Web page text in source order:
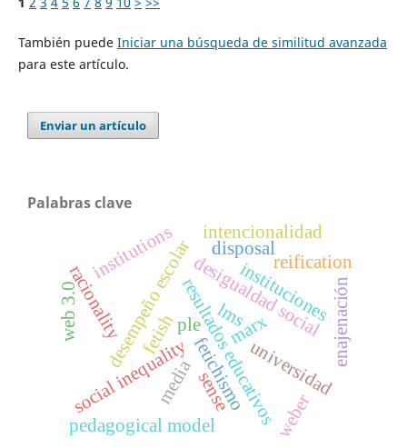
También puede Iniciar una búsqueda de similitud avanzada
para este artículo.
Enviar un artículo
Palabras clave
universidad
fetichismo
resultados educativos
desempeño escolar
social inequality
desigualdad social
racionality
weber
institutions
instituciones
fetish
disposal
reification
enajenación
marx
media
ple lms
web 3.0
pedagogical model
sense
intencionalidad